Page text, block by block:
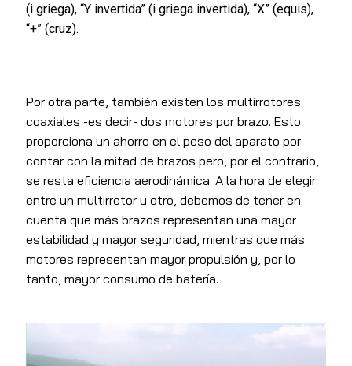
(i griega), “Y invertida” (i griega invertida), “X” (equis),
“+” (cruz).
Por otra parte, también existen los multirrotores
coaxiales -es decir- dos motores por brazo. Esto
proporciona un ahorro en el peso del aparato por
contar con la mitad de brazos pero, por el contrario,
se resta eficiencia aerodinámica. A la hora de elegir
entre un multirrotor u otro, debemos de tener en
cuenta que más brazos representan una mayor
estabilidad y mayor seguridad, mientras que más
motores representan mayor propulsión y, por lo
tanto, mayor consumo de batería.